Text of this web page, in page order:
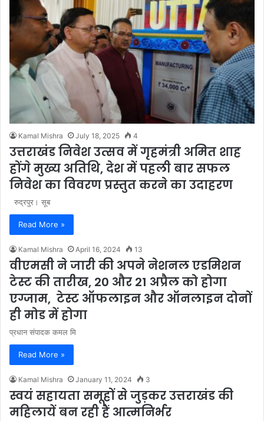
Kamal Mishra July 18, 2025 4
उत्तराखंड निवेश उत्सव में गृहमंत्री अमित शाह
होंगे मुख्य अतिथि, देश में पहली बार सफल
निवेश का विवरण प्रस्तुत करने का उदाहरण
रुद्रपुर। सूब
Read More »
Kamal Mishra April 16, 2024 13
वीएमसी ने जारी की अपने नेशनल एडमिशन
टेस्ट की तारीख, 20 और 21 अप्रैल को होगा
एग्जाम, टेस्ट ऑफलाइन और ऑनलाइन दोनों
ही मोड में होगा
प्रधान संपादक कमल मि
Read More »
Kamal Mishra January 11, 2024 3
स्वयं सहायता समूहों से जुड़कर उत्तराखंड की
महिलायें बन रही हैं आत्मनिर्भर